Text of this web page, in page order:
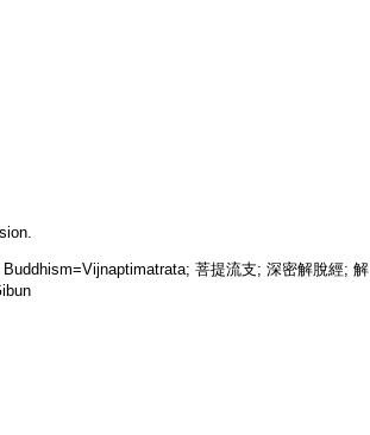
菩提流支; 深密解脫經; 解